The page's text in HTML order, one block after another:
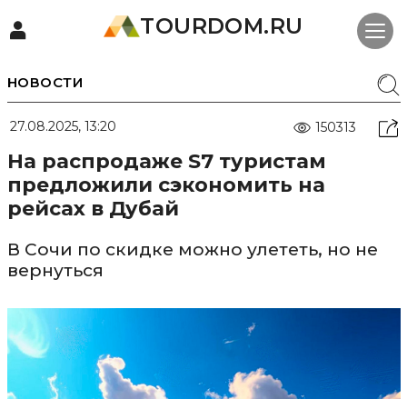
TOURDOM.RU
НОВОСТИ
27.08.2025, 13:20 150313
На распродаже S7 туристам
предложили сэкономить на
рейсах в Дубай
В Сочи по скидке можно улететь, но не
вернуться